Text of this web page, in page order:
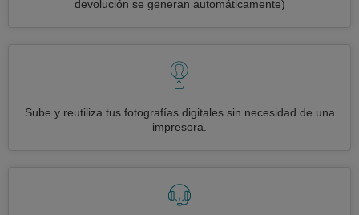
devolución se generan automáticamente)
Sube y reutiliza tus fotografías digitales sin necesidad de una
impresora.